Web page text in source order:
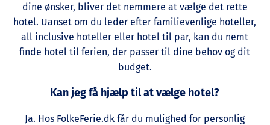
dine ønsker, bliver det nemmere at vælge det rette
hotel. Uanset om du leder efter familievenlige hoteller,
all inclusive hoteller eller hotel til par, kan du nemt
finde hotel til ferien, der passer til dine behov og dit
budget.
Kan jeg få hjælp til at vælge hotel?
Ja. Hos FolkeFerie.dk får du mulighed for personlig